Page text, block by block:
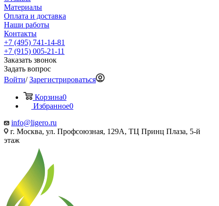
Материалы
Оплата и доставка
Наши работы
Контакты
+7 (495) 741-14-81
+7 (915) 005-21-11
Заказать звонок
Задать вопрос
Войти/Зарегистрироваться
Корзина0
Избранное0
info@ligero.ru
г. Москва, ул. Профсоюзная, 129А, ТЦ Принц Плаза, 5-й
этаж